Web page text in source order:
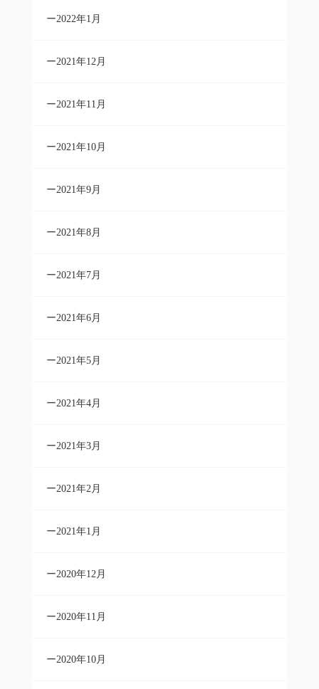
2022年1月
2021年12月
2021年11月
2021年10月
2021年9月
2021年8月
2021年7月
2021年6月
2021年5月
2021年4月
2021年3月
2021年2月
2021年1月
2020年12月
2020年11月
2020年10月